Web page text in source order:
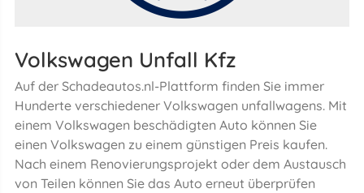
Volkswagen Unfall Kfz
Auf der Schadeautos.nl-Plattform finden Sie immer
Hunderte verschiedener Volkswagen unfallwagens. Mit
einem Volkswagen beschädigten Auto können Sie
einen Volkswagen zu einem günstigen Preis kaufen.
Nach einem Renovierungsprojekt oder dem Austausch
von Teilen können Sie das Auto erneut überprüfen